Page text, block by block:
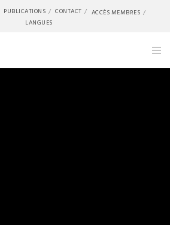
PUBLICATIONS CONTACT
ACCÈS MEMBRES
LANGUES